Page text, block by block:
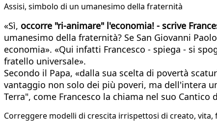
Assisi, simbolo di un umanesimo della fraternità
«Sì, occorre "ri-animare" l'economia! - scrive
umanesimo della fraternità? Se San Giovanni
economia». «Qui infatti Francesco - spiega - si
fratello universale».
Secondo il Papa, «dalla sua scelta di povertà
vantaggio non solo dei più poveri, ma dell'intera
Terra", come Francesco la chiama nel suo Cantico
Correggere modelli di crescita irrispettosi di creato, vita,